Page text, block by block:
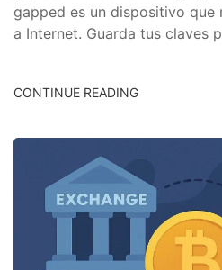
gapped es un dispositivo que
a Internet. Guarda tus claves
CONTINUE READING